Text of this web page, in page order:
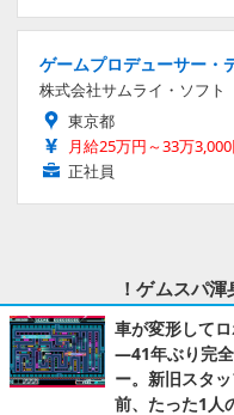
ゲームプロデューサー・
株式会社サムライ・ソフト
東京都
月給25万円～33万
正社員
！ゲムスパ渾
車が変形して
―41年ぶり完全
ー。新旧スタ
前、たった1人